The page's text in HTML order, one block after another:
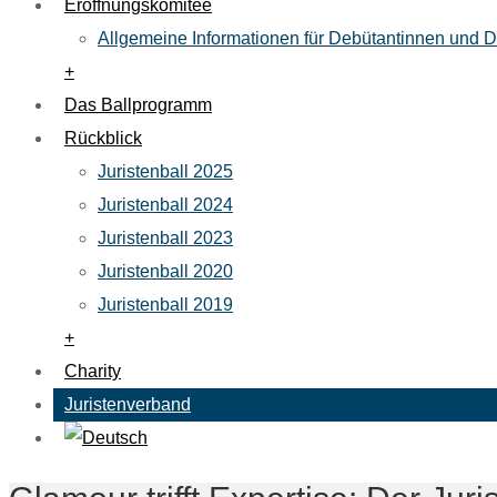
Eröffnungskomitee
Allgemeine Informationen für Debütantinnen und
+
Das Ballprogramm
Rückblick
Juristenball 2025
Juristenball 2024
Juristenball 2023
Juristenball 2020
Juristenball 2019
+
Charity
Juristenverband